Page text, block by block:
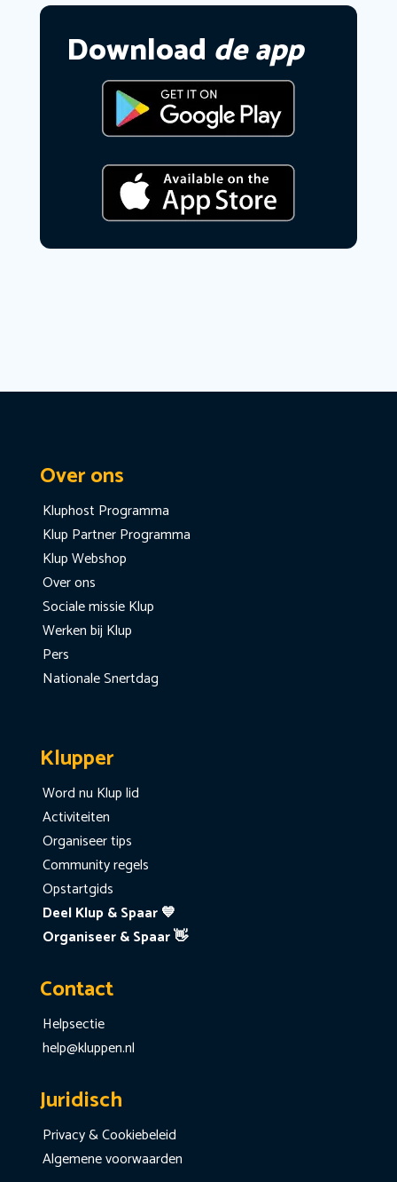
Download de app
Over ons
Kluphost Programma
Klup Partner Programma
Klup Webshop
Over ons
Sociale missie Klup
Werken bij Klup
Pers
Nationale Snertdag
Klupper
Word nu Klup lid
Activiteiten
Organiseer tips
Community regels
Opstartgids
Deel Klup & Spaar 💙
Organiseer & Spaar 👋
Contact
Helpsectie
help@kluppen.nl
Juridisch
Privacy & Cookiebeleid
Algemene voorwaarden